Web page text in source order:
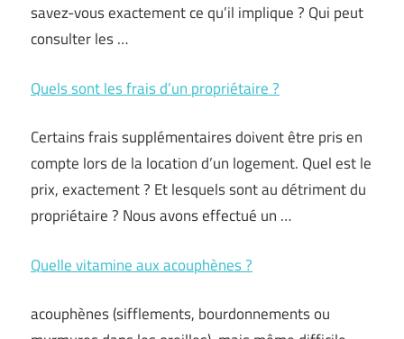
savez-vous exactement ce qu’il implique ? Qui peut
consulter les …
Quels sont les frais d’un propriétaire ?
Certains frais supplémentaires doivent être pris en
compte lors de la location d’un logement. Quel est le
prix, exactement ? Et lesquels sont au détriment du
propriétaire ? Nous avons effectué un …
Quelle vitamine aux acouphènes ?
acouphènes (sifflements, bourdonnements ou